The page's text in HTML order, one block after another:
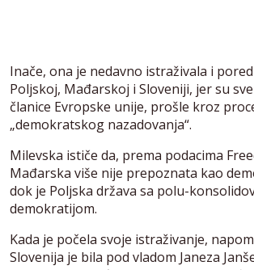
Inače, ona je nedavno istraživala i
Poljskoj, Mađarskoj i Sloveniji, jer su
članice Evropske unije, prošle kroz
„demokratskog nazadovanja“.
Milevska ističe da, prema podacima
Mađarska više nije prepoznata kao
dok je Poljska država sa polu-
demokratijom.
Kada je počela svoje istraživanje,
Slovenija je bila pod vladom Janeza